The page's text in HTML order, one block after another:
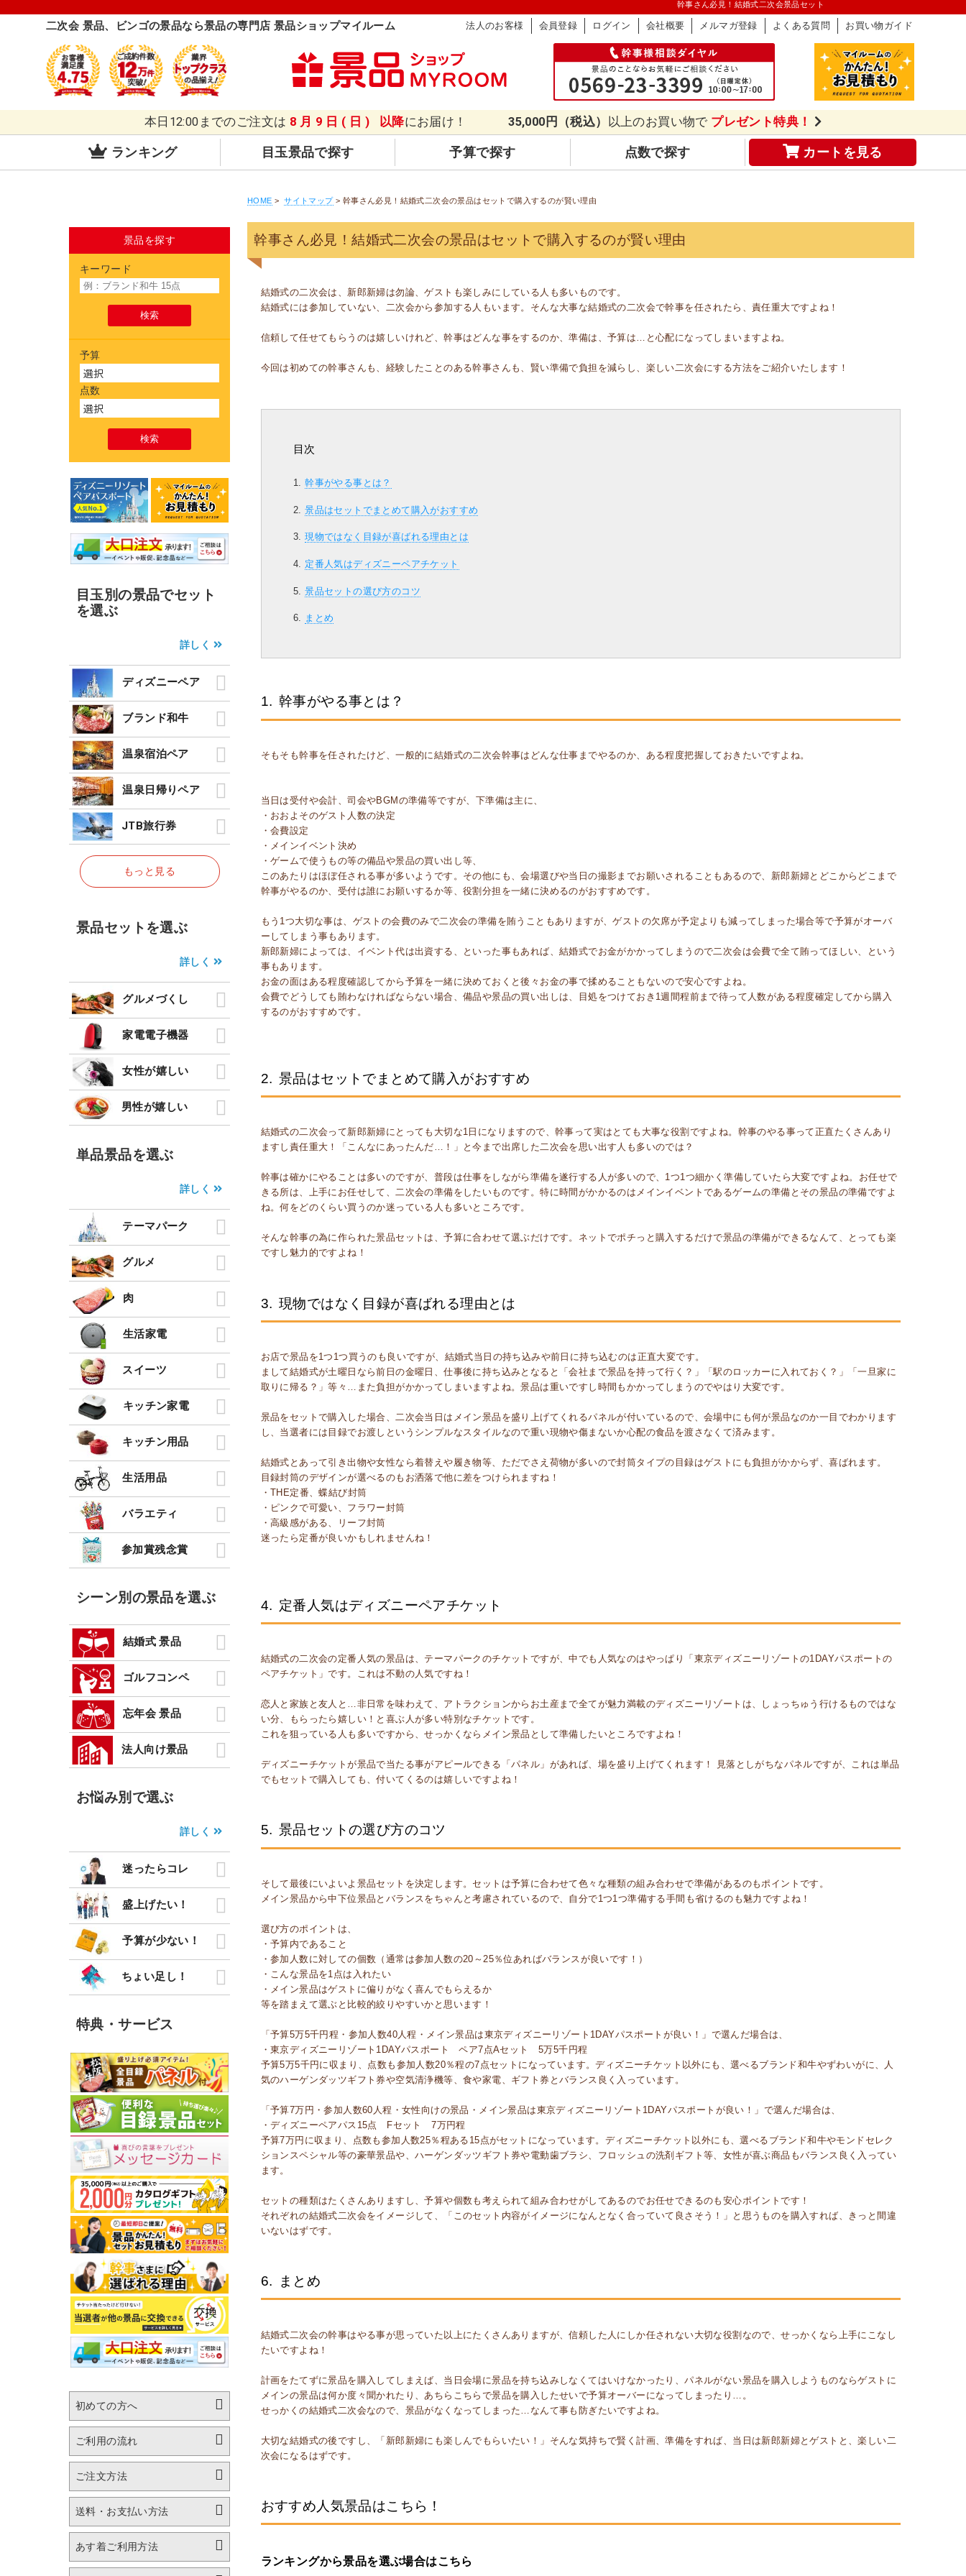
幹事さん必見！結婚式二次会景品セット
二次会 景品、ビンゴの景品なら景品の専門店 景品ショップマイルーム 法人のお客様 会員登録 ログイン 会社概要 メルマガ登録 よくある質問 お買い物ガイド
本日12:00までのご注文は 8月9日(日) 以降にお届け！ 35,000円（税込） 以上のお買い物で プレゼント特典！
ランキング 目玉景品で探す 予算で探す 点数で探す カートを見る
景品を探す
キーワード
予算
点数
目玉別の景品でセット
を選ぶ
詳しく
ディズニーペア
ブランド和牛
温泉宿泊ペア
温泉日帰りペア
JTB旅行券
もっと見る
景品セットを選ぶ
詳しく
グルメづくし
家電電子機器
女性が嬉しい
男性が嬉しい
単品景品を選ぶ
詳しく
テーマパーク
グルメ
肉
生活家電
スイーツ
キッチン家電
キッチン用品
生活用品
バラエティ
参加賞残念賞
シーン別の景品を選ぶ
結婚式 景品
ゴルフコンペ
忘年会 景品
法人向け景品
お悩み別で選ぶ
詳しく
迷ったらコレ
盛上げたい！
予算が少ない！
ちょい足し！
特典・サービス
初めての方へ
ご利用の流れ
ご注文方法
送料・お支払い方法
あす着ご利用方法
HOME >サイトマップ> 幹事さん必見！結婚式二次会の景品はセットで購入するのが賢い理由
幹事さん必見！結婚式二次会の景品はセットで購入するのが賢い理由
結婚式の二次会は、新郎新婦は勿論、ゲストも楽しみにしている人も多いものです。
結婚式には参加していない、二次会から参加する人もいます。そんな大事な結婚式の二次会で幹事を任されたら、責任重大ですよね！
信頼して任せてもらうのは嬉しいけれど、幹事はどんな事をするのか、準備は、予算は…と心配になってしまいますよね。
今回は初めての幹事さんも、経験したことのある幹事さんも、賢い準備で負担を減らし、楽しい二次会にする方法をご紹介いたします！
目次
幹事がやる事とは？
景品はセットでまとめて購入がおすすめ
現物ではなく目録が喜ばれる理由とは
定番人気はディズニーペアチケット
景品セットの選び方のコツ
まとめ
1. 幹事がやる事とは？
そもそも幹事を任されたけど、一般的に結婚式の二次会幹事はどんな仕事までやるのか、ある程度把握しておきたいですよね。
当日は受付や会計、司会やBGMの準備等ですが、下準備は主に、
・おおよそのゲスト人数の決定
・会費設定
・メインイベント決め
・ゲームで使うもの等の備品や景品の買い出し等、
このあたりはほぼ任される事が多いようです。その他にも、会場選びや当日の撮影までお願いされることもあるので、新郎新婦とどこからどこまで
幹事がやるのか、受付は誰にお願いするか等、役割分担を一緒に決めるのがおすすめです。
もう1つ大切な事は、ゲストの会費のみで二次会の準備を賄うこともありますが、ゲストの欠席が予定よりも減ってしまった場合等で予算がオーバ
ーしてしまう事もあります。
新郎新婦によっては、イベント代は出資する、といった事もあれば、結婚式でお金がかかってしまうので二次会は会費で全て賄ってほしい、という
事もあります。
お金の面はある程度確認してから予算を一緒に決めておくと後々お金の事で揉めることもないので安心ですよね。
会費でどうしても賄わなければならない場合、備品や景品の買い出しは、目処をつけておき1週間程前まで待って人数がある程度確定してから購入
するのがおすすめです。
2. 景品はセットでまとめて購入がおすすめ
結婚式の二次会って新郎新婦にとっても大切な1日になりますので、幹事って実はとても大事な役割ですよね。幹事のやる事って正直たくさんあり
ますし責任重大！「こんなにあったんだ…！」と今まで出席した二次会を思い出す人も多いのでは？
幹事は確かにやることは多いのですが、普段は仕事をしながら準備を遂行する人が多いので、1つ1つ細かく準備していたら大変ですよね。お任せで
きる所は、上手にお任せして、二次会の準備をしたいものです。特に時間がかかるのはメインイベントであるゲームの準備とその景品の準備ですよ
ね。何をどのくらい買うのか迷っている人も多いところです。
そんな幹事の為に作られた景品セットは、予算に合わせて選ぶだけです。ネットでポチっと購入するだけで景品の準備ができるなんて、とっても楽
ですし魅力的ですよね！
3. 現物ではなく目録が喜ばれる理由とは
お店で景品を1つ1つ買うのも良いですが、結婚式当日の持ち込みや前日に持ち込むのは正直大変です。
まして結婚式が土曜日なら前日の金曜日、仕事後に持ち込みとなると「会社まで景品を持って行く？」「駅のロッカーに入れておく？」「一旦家に
取りに帰る？」等々…また負担がかかってしまいますよね。景品は重いですし時間もかかってしまうのでやはり大変です。
景品をセットで購入した場合、二次会当日はメイン景品を盛り上げてくれるパネルが付いているので、会場中にも何が景品なのか一目でわかります
し、当選者には目録でお渡しというシンプルなスタイルなので重い現物や傷まないか心配の食品を渡さなくて済みます。
結婚式とあって引き出物や女性なら着替えや履き物等、ただでさえ荷物が多いので封筒タイプの目録はゲストにも負担がかからず、喜ばれます。
目録封筒のデザインが選べるのもお洒落で他に差をつけられますね！
・THE定番、蝶結び封筒
・ピンクで可愛い、フラワー封筒
・高級感がある、リーフ封筒
迷ったら定番が良いかもしれませんね！
4. 定番人気はディズニーペアチケット
結婚式の二次会の定番人気の景品は、テーマパークのチケットですが、中でも人気なのはやっぱり「東京ディズニーリゾートの1DAYパスポートの
ペアチケット」です。これは不動の人気ですね！
恋人と家族と友人と…非日常を味わえて、アトラクションからお土産まで全てが魅力満載のディズニーリゾートは、しょっちゅう行けるものではな
い分、もらったら嬉しい！と喜ぶ人が多い特別なチケットです。
これを狙っている人も多いですから、せっかくならメイン景品として準備したいところですよね！
ディズニーチケットが景品で当たる事がアピールできる「パネル」があれば、場を盛り上げてくれます！ 見落としがちなパネルですが、これは単品
でもセットで購入しても、付いてくるのは嬉しいですよね！
5. 景品セットの選び方のコツ
そして最後にいよいよ景品セットを決定します。セットは予算に合わせて色々な種類の組み合わせで準備があるのもポイントです。
メイン景品から中下位景品とバランスをちゃんと考慮されているので、自分で1つ1つ準備する手間も省けるのも魅力ですよね！
選び方のポイントは、
・予算内であること
・参加人数に対しての個数（通常は参加人数の20～25％位あればバランスが良いです！）
・こんな景品を1点は入れたい
・メイン景品はゲストに偏りがなく喜んでもらえるか
等を踏まえて選ぶと比較的絞りやすいかと思います！
「予算5万5千円程・参加人数40人程・メイン景品は東京ディズニーリゾート1DAYパスポートが良い！」で選んだ場合は、
・東京ディズニーリゾート1DAYパスポート ペア7点Aセット 5万5千円程
予算5万5千円に収まり、点数も参加人数20％程の7点セットになっています。ディズニーチケット以外にも、選べるブランド和牛やずわいがに、人
気のハーゲンダッツギフト券や空気清浄機等、食や家電、ギフト券とバランス良く入っています。
「予算7万円・参加人数60人程・女性向けの景品・メイン景品は東京ディズニーリゾート1DAYパスポートが良い！」で選んだ場合は、
・ディズニーペアパス15点 Fセット 7万円程
予算7万円に収まり、点数も参加人数25％程ある15点がセットになっています。ディズニーチケット以外にも、選べるブランド和牛やモンドセレク
ションスペシャル等の豪華景品や、ハーゲンダッツギフト券や電動歯ブラシ、フロッシュの洗剤ギフト等、女性が喜ぶ商品もバランス良く入ってい
ます。
セットの種類はたくさんありますし、予算や個数も考えられて組み合わせがしてあるのでお任せできるのも安心ポイントです！
それぞれの結婚式二次会をイメージして、「このセット内容がイメージになんとなく合っていて良さそう！」と思うものを購入すれば、きっと間違
いないはずです。
6. まとめ
結婚式二次会の幹事はやる事が思っていた以上にたくさんありますが、信頼した人にしか任されない大切な役割なので、せっかくなら上手にこなし
たいですよね！
計画をたてずに景品を購入してしまえば、当日会場に景品を持ち込みしなくてはいけなかったり、パネルがない景品を購入しようものならゲストに
メインの景品は何か度々聞かれたり、あちらこちらで景品を購入したせいで予算オーバーになってしまったり…。
せっかくの結婚式二次会なので、景品がなくなってしまった…なんて事も防ぎたいですよね。
大切な結婚式の後ですし、「新郎新婦にも楽しんでもらいたい！」そんな気持ちで賢く計画、準備をすれば、当日は新郎新婦とゲストと、楽しい二
次会になるはずです。
おすすめ人気景品はこちら！
ランキングから景品を選ぶ場合はこちら